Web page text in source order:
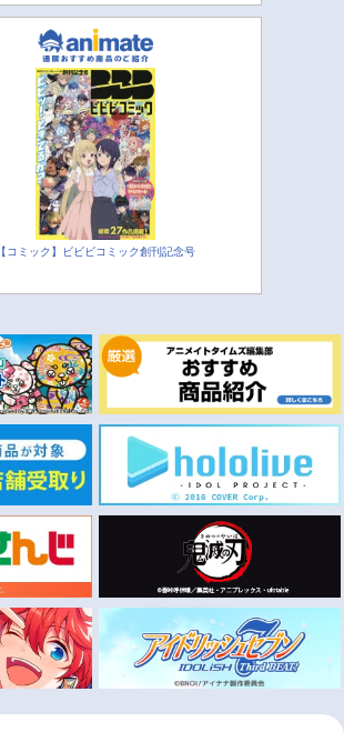
【コミック】ビビビコミック創刊記念号